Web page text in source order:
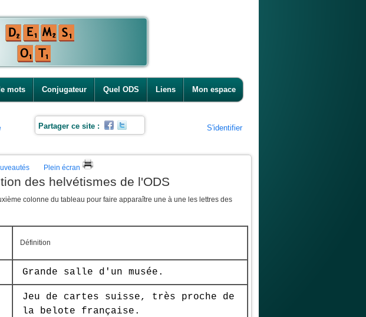
mots Conjugateur Quel ODS Liens Mon espace
Partager ce site : S'identifier
Plein écran
des helvétismes de l'ODS
colonne du tableau pour faire apparaître une à une les lettres des
Définition
Grande salle d'un musée.
Jeu de cartes suisse, très proche de
la belote française.